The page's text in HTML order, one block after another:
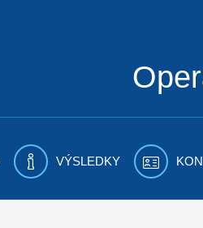
VÝSLEDKY